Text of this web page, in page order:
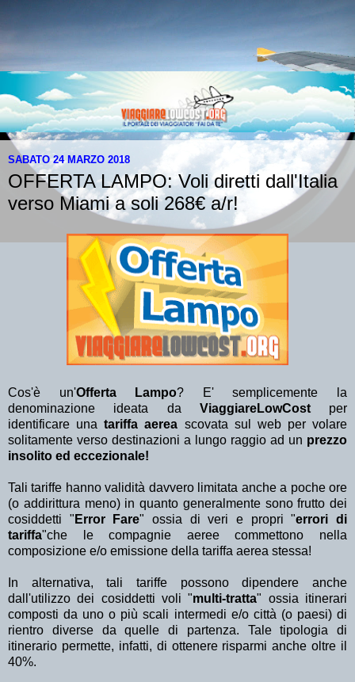
SABATO 24 MARZO 2018
OFFERTA LAMPO: Voli diretti dall'Italia
verso Miami a soli 268€ a/r!
Cos'è un'Offerta Lampo? E' semplicemente la
denominazione ideata da ViaggiareLowCostper
identificare unatariffa aerea scovata sul web per volare
solitamente verso destinazioni a lungo raggio ad un prezzo
insolito ed eccezionale!
Tali tariffe hanno validità davvero limitata anche a poche ore
(o addirittura meno) in quanto generalmente sono frutto dei
cosiddetti " Error Fare" ossia di veri e propri "errori di
tariffa"che le compagnie aeree commettono nella
composizione e/o emissione della tariffa aerea stessa!
In alternativa, tali tariffe possono dipendere anche
dall'utilizzo dei cosiddetti voli "multi-tratta" ossia itinerari
composti da uno o più scali intermedi e/o città (o paesi) di
rientro diverse da quelle di partenza. Tale tipologia di
itinerario permette, infatti, di ottenere risparmi anche oltre il
40%.